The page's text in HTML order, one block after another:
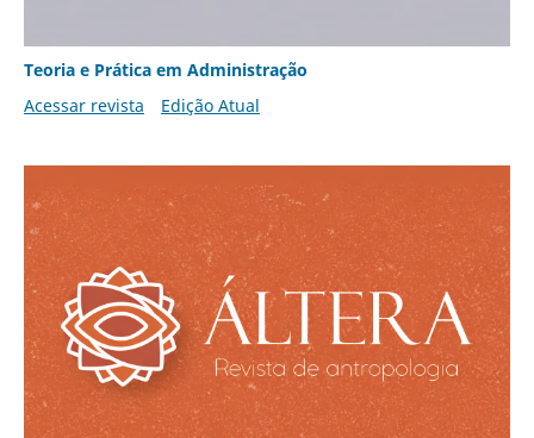
Teoria e Prática em Administração
Acessar revista
Edição Atual